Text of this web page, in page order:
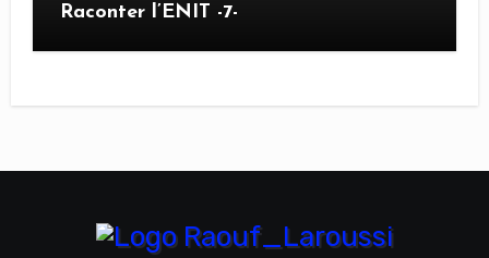
Raconter l’ENIT -7-